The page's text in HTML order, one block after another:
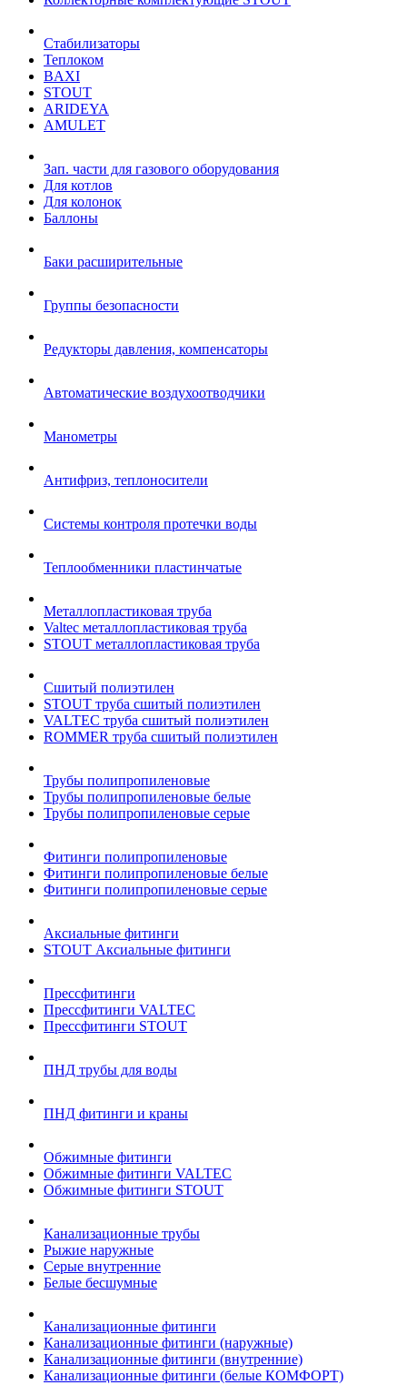
Стабилизаторы
Теплоком
BAXI
STOUT
ARIDEYA
AMULET
Зап. части для газового оборудования
Для котлов
Для колонок
Баллоны
Баки расширительные
Группы безопасности
Редукторы давления, компенсаторы
Автоматические воздухоотводчики
Манометры
Антифриз, теплоносители
Системы контроля протечки воды
Теплообменники пластинчатые
Металлопластиковая труба
Valtec металлопластиковая труба
STOUT металлопластиковая труба
Сшитый полиэтилен
STOUT труба сшитый полиэтилен
VALTEC труба сшитый полиэтилен
ROMMER труба сшитый полиэтилен
Трубы полипропиленовые
Трубы полипропиленовые белые
Трубы полипропиленовые серые
Фитинги полипропиленовые
Фитинги полипропиленовые белые
Фитинги полипропиленовые серые
Аксиальные фитинги
STOUT Аксиальные фитинги
Прессфитинги
Прессфитинги VALTEC
Прессфитинги STOUT
ПНД трубы для воды
ПНД фитинги и краны
Обжимные фитинги
Обжимные фитинги VALTEC
Обжимные фитинги STOUT
Канализационные трубы
Рыжие наружные
Серые внутренние
Белые бесшумные
Канализационные фитинги
Канализационные фитинги (наружные)
Канализационные фитинги (внутренние)
Канализационные фитинги (белые КОМФОРТ)